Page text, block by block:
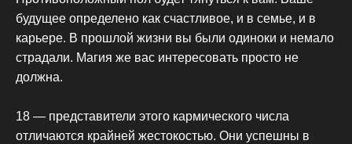
будущее определено как счастливое, и в семье, и в
карьере. В прошлой жизни вы были одиноки и немало
страдали. Магия же вас интересовать просто не
должна.
18 — представители этого кармического числа
отличаются крайней жестокостью. Они успешны в